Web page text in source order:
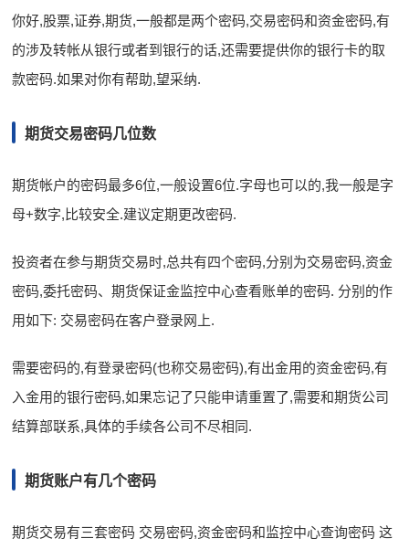
你好,股票,证券,期货,一般都是两个密码,交易密码和资金密码,有
的涉及转帐从银行或者到银行的话,还需要提供你的银行卡的取
款密码.如果对你有帮助,望采纳.
期货交易密码几位数
期货帐户的密码最多6位,一般设置6位.字母也可以的,我一般是字
母+数字,比较安全.建议定期更改密码.
投资者在参与期货交易时,总共有四个密码,分别为交易密码,资金
密码,委托密码、期货保证金监控中心查看账单的密码. 分别的作
用如下: 交易密码在客户登录网上.
需要密码的,有登录密码(也称交易密码),有出金用的资金密码,有
入金用的银行密码,如果忘记了只能申请重置了,需要和期货公司
结算部联系,具体的手续各公司不尽相同.
期货账户有几个密码
期货交易有三套密码 交易密码,资金密码和监控中心查询密码 这